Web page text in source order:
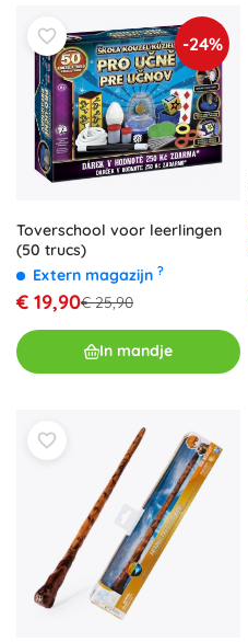
-24%
Toverschool voor leerlingen
(50 trucs)
Extern magazijn ?
€ 19,90€ 25,90
In mandje